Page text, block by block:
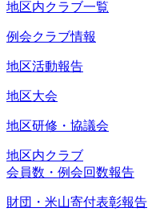
地区内クラブ一覧
例会クラブ情報
地区活動報告
地区大会
地区研修・協議会
地区内クラブ
会員数・例会回数報告
財団・米山寄付表彰報告